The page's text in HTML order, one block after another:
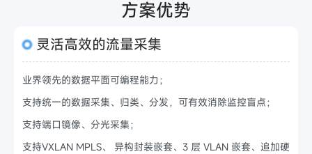
方案优势
灵活高效的流量采集
业界领先的数据平面可编程能力；
支持统一的数据采集、归类、分发，可有效消除监控盲点；
支持端口镜像、分光采集；
支持VXLAN MPLS、 异构封装嵌套、3 层 VLAN 嵌套、追加硬